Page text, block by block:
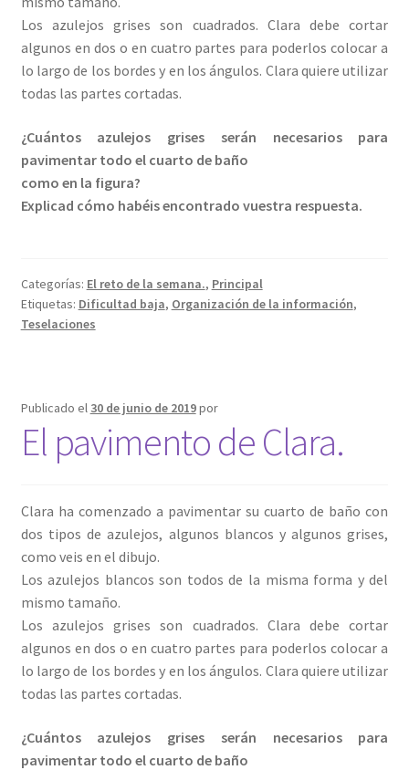
Los azulejos grises son cuadrados. Clara debe cortar
algunos en dos o en cuatro partes para poderlos colocar a
lo largo de los bordes y en los ángulos. Clara quiere utilizar
todas las partes cortadas.
¿Cuántos azulejos grises serán necesarios para
pavimentar todo el cuarto de baño
como en la figura?
Explicad cómo habéis encontrado vuestra respuesta.
Categorías: El reto de la semana., Principal
Etiquetas: Dificultad baja, Organización de la información,
Teselaciones
Publicado el 30 de junio de 2019por
El pavimento de Clara.
Clara ha comenzado a pavimentar su cuarto de baño con
dos tipos de azulejos, algunos blancos y algunos grises,
como veis en el dibujo.
Los azulejos blancos son todos de la misma forma y del
mismo tamaño.
Los azulejos grises son cuadrados. Clara debe cortar
algunos en dos o en cuatro partes para poderlos colocar a
lo largo de los bordes y en los ángulos. Clara quiere utilizar
todas las partes cortadas.
¿Cuántos azulejos grises serán necesarios para
pavimentar todo el cuarto de baño